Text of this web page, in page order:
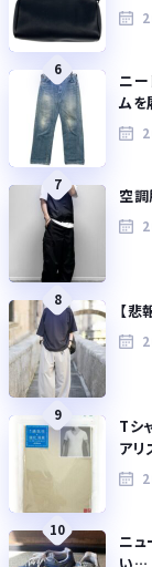
6
ニー
ムを
7
空調
8
【悲
9
Tシ
アリ
10
ニュ